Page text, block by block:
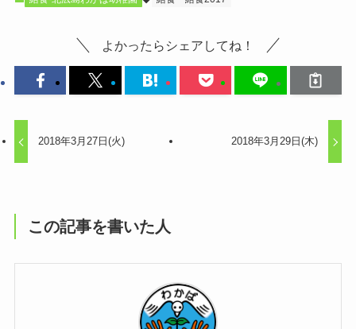
よかったらシェアしてね！
2018年3月27日(火) 2018年3月29日(木)
この記事を書いた人